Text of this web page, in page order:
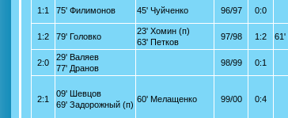
1:1 75' Филимонов 45' Чуйченко 96/97 0:0
1:2 79' Головко
23' Хомин (п)
63' Петков
97/98 1:2 61'
2:0
29' Валяев
77' Дранов
98/99 0:1
2:1
09' Шевцов
69' Задорожный (п)
60' Мелащенко 99/00 0:4